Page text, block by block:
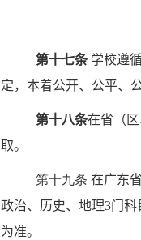
第十七条学校遵
定，本着公开、公平、
第十八条在省（
取。
第十九条 在广东
政治、历史、地理3门科
为准。